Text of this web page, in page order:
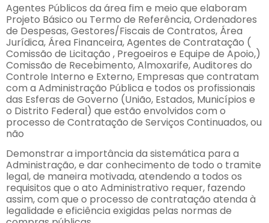
Agentes Públicos da área fim e meio que elaboram
Projeto Básico ou Termo de Referência, Ordenadores
de Despesas, Gestores/Fiscais de Contratos, Área
Jurídica, Área Financeira, Agentes de Contratação (
Comissão de Licitação , Pregoeiros e Equipe de Apoio,)
Comissão de Recebimento, Almoxarife, Auditores do
Controle Interno e Externo, Empresas que contratam
com a Administração Pública e todos os profissionais
das Esferas de Governo (União, Estados, Municípios e
o Distrito Federal) que estão envolvidos com o
processo de Contratação de Serviços Continuados, ou
não
Demonstrar a importância da sistemática para a
Administração, e dar conhecimento de todo o tramite
legal, de maneira motivada, atendendo a todos os
requisitos que o ato Administrativo requer, fazendo
assim, com que o processo de contratação atenda à
legalidade e eficiência exigidas pelas normas de